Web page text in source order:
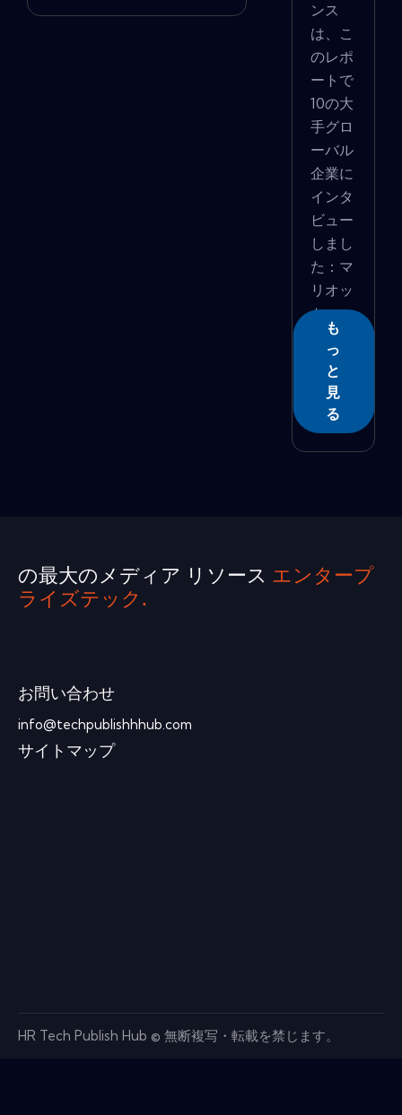
ンス
は、こ
のレポ
ートで
10の大
手グロ
ーバル
企業に
インタ
ビュー
しまし
た：マ
リオッ
ト、
も
っ
と
見
る
の最大のメディア リソース エンタープ
ライズテック.
お問い合わせ
info@techpublishhhub.com
サイトマップ
HR Tech Publish Hub © 無断複写・転載を禁じます。